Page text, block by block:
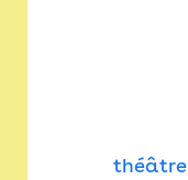
théâtre